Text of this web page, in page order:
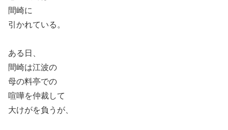
間崎に
引かれている。
ある日、
間崎は江波の
母の料亭での
喧嘩を仲裁して
大けがを負うが、